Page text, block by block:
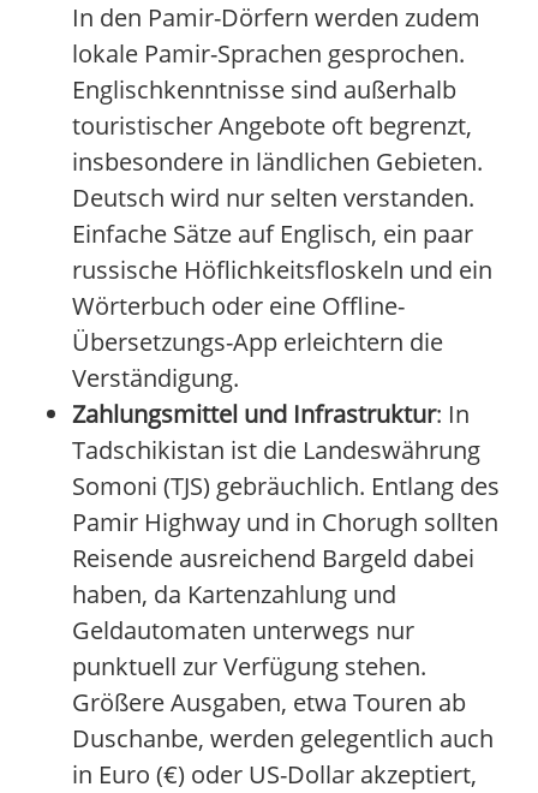
In den Pamir-Dörfern werden zudem
lokale Pamir-Sprachen gesprochen.
Englischkenntnisse sind außerhalb
touristischer Angebote oft begrenzt,
insbesondere in ländlichen Gebieten.
Deutsch wird nur selten verstanden.
Einfache Sätze auf Englisch, ein paar
russische Höflichkeitsfloskeln und ein
Wörterbuch oder eine Offline-
Übersetzungs-App erleichtern die
Verständigung.
Zahlungsmittel und Infrastruktur: In
Tadschikistan ist die Landeswährung
Somoni (TJS) gebräuchlich. Entlang des
Pamir Highway und in Chorugh sollten
Reisende ausreichend Bargeld dabei
haben, da Kartenzahlung und
Geldautomaten unterwegs nur
punktuell zur Verfügung stehen.
Größere Ausgaben, etwa Touren ab
Duschanbe, werden gelegentlich auch
in Euro (€) oder US-Dollar akzeptiert,